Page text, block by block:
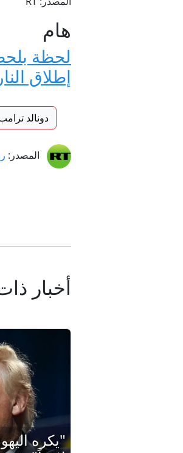
هام
لحظة
إطلاق النار
دونالد
المصدر:
أخبار
"يكره